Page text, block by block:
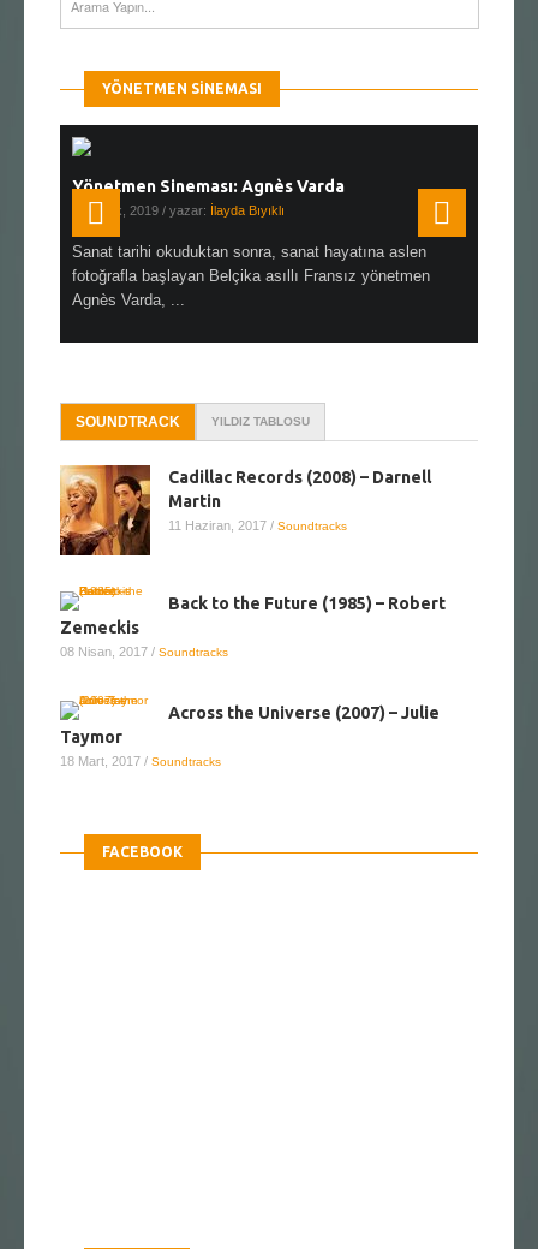
YÖNETMEN SINEMASI
Yönetmen Sineması: Agnès Varda
19 Ocak, 2019 / yazar: İlayda Bıyıklı
Sanat tarihi okuduktan sonra, sanat hayatına aslen
fotoğrafla başlayan Belçika asıllı Fransız yönetmen
Agnès Varda, ...
SOUNDTRACK YILDIZ TABLOSU
Cadillac Records (2008) – Darnell
Martin
11 Haziran, 2017 / Soundtracks
Back to the Future (1985) – Robert
Zemeckis
08 Nisan, 2017 / Soundtracks
Across the Universe (2007) – Julie
Taymor
18 Mart, 2017 / Soundtracks
FACEBOOK